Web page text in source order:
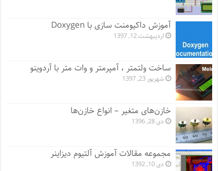
آموزش داکیومنت سازی با Doxygen
اردیبهشت 12, 1397
ساخت ولتمتر ، آمپرمتر و وات متر با آردوینو
شهریور 23, 1397
خازن‌های متغیر – انواع خازن‌ها
دی 28, 1396
مجموعه مقالات آموزش آلتیوم دیزاینر
دی 10, 1392